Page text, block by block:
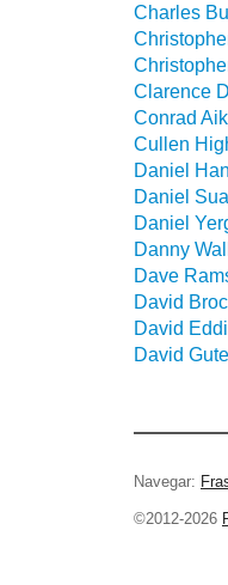
Charles
Clarence
Conrad
Cullen
Daniel
Daniel
Daniel
Danny
Dave
David
David
David
Navegar:
©2012-2026